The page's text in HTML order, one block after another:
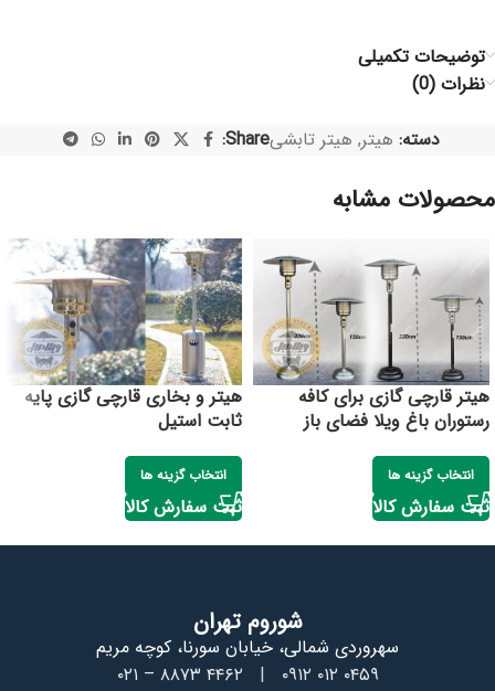
توضیحات تکمیلی
نظرات (0)
دسته: هیتر, هیتر تابشیShare:
محصولات مشابه
هیتر قارچی گازی برای کافه
رستوران باغ ویلا فضای باز
انتخاب گزینه ها
ثبت سفارش کالا
هیتر و بخاری قارچی گازی پایه
ثابت استیل
انتخاب گزینه ها
ثبت سفارش کالا
شوروم تهران
سهروردی شمالی، خیابان سورنا، کوچه مریم
۰۲۱ – ۸۸۷۳ ۴۴۶۲ | ۰۹۱۲ ۰۱۲ ۰۴۵۹